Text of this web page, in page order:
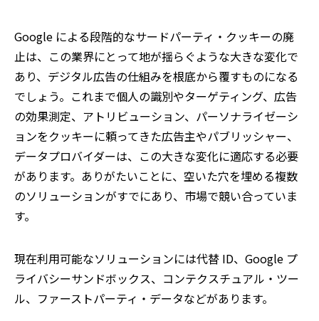
Google による段階的なサードパーティ・クッキーの廃
止は、この業界にとって地が揺らぐような大きな変化で
あり、デジタル広告の仕組みを根底から覆すものになる
でしょう。これまで個人の識別やターゲティング、広告
の効果測定、アトリビューション、パーソナライゼーシ
ョンをクッキーに頼ってきた広告主やパブリッシャー、
データプロバイダーは、この大きな変化に適応する必要
があります。ありがたいことに、空いた穴を埋める複数
のソリューションがすでにあり、市場で競い合っていま
す。
現在利用可能なソリューションには代替 ID、Google プ
ライバシーサンドボックス、コンテクスチュアル・ツー
ル、ファーストパーティ・データなどがあります。